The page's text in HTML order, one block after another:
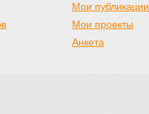
Мои публикации
Мои проекты
Анкета